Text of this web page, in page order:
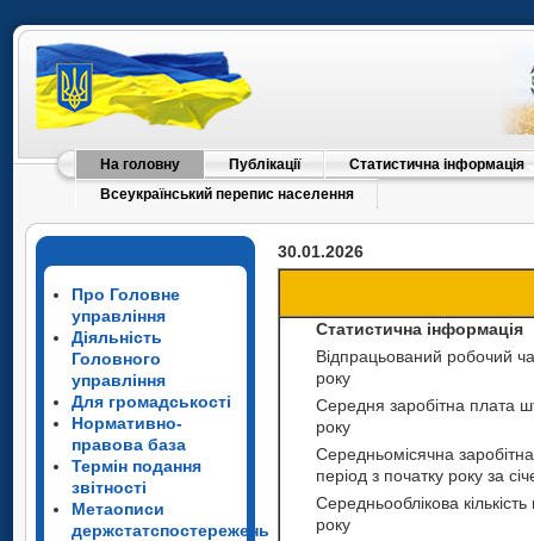
На головну Публікації
Статистична інформація
Всеукраїнський перепис населення
Про Головне
управління
Діяльність
Головного
управління
Для громадськості
Нормативно-
правова база
Термін подання
звітності
Метаописи
держстатспостережень
30.01.2026
Статистична інформація
Відпрацьований робочий
року
Середня заробітна плата
року
Середньомісячна
період з початку року за
Середньооблікова
року